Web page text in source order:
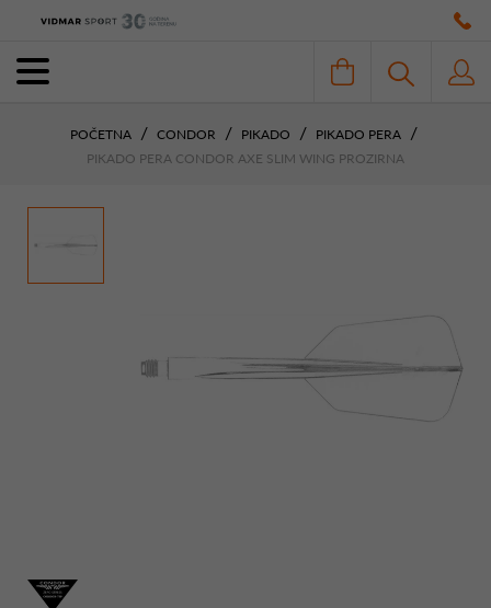
POČETNA CONDOR PIKADO
PIKADO PERA
PIKADO PERA CONDOR AXE SLIM WING PROZIRNA